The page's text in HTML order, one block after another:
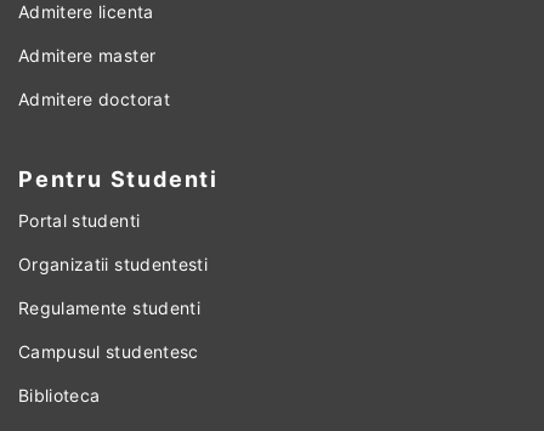
Admitere licenta
Admitere master
Admitere doctorat
Pentru Studenti
Portal studenti
Organizatii studentesti
Regulamente studenti
Campusul studentesc
Biblioteca